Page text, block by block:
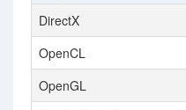
DirectX
OpenCL
OpenGL